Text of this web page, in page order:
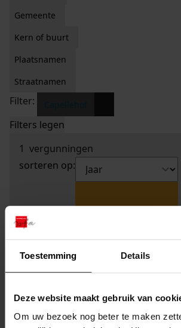
Toestemming Details
Deze website maakt gebruik van
Om uw bezoek nog beter te maken
Gemeente
Kern of buurt
Plaatsnamen
Straatnamen
Filter:
Filters legen
1 vergunningen
sorteren op: